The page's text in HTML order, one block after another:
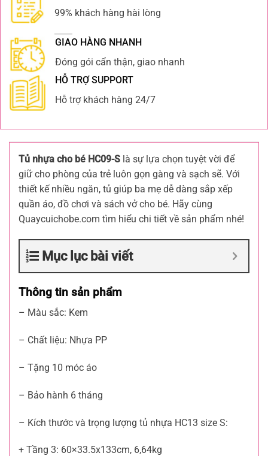
99% khách hàng hài lòng
GIAO HÀNG NHANH
Đóng gói cẩn thận, giao nhanh
HỖ TRỢ SUPPORT
Hỗ trợ khách hàng 24/7
Tủ nhựa cho bé HC09-S là sự lựa chọn tuyệt vời để
giữ cho phòng của trẻ luôn gọn gàng và sạch sẽ. Với
thiết kế nhiều ngăn, tủ giúp ba mẹ dễ dàng sắp xếp
quần áo, đồ chơi và sách vở cho bé. Hãy cùng
Quaycuichobe.com tìm hiểu chi tiết về sản phẩm nhé!
Mục lục bài viết
Thông tin sản phẩm
– Màu sắc: Kem
– Chất liệu: Nhựa PP
– Tặng 10 móc áo
– Bảo hành 6 tháng
– Kích thước và trọng lượng tủ nhựa HC13 size S:
+ Tầng 3: 60×33.5x133cm, 6,64kg